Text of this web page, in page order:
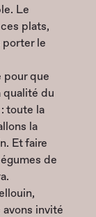
Le
plats,
porter le
pour que
qualité du
toute la
la
Et faire
de
invité